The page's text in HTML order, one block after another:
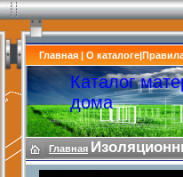
Главная | О каталоге|
Каталог
дома
Главная